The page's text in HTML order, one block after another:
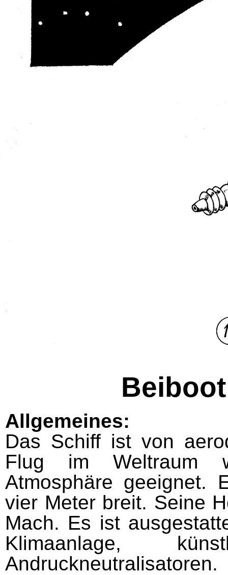
Allgemeines:
Das Schiff ist von
Flug im Weltraum
Atmosphäre geeignet.
vier Meter breit. Seine
Mach. Es ist
Klimaanlage,
Andruckneutralisatoren.